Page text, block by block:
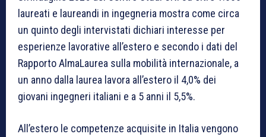
laureati e laureandi in ingegneria mostra come circa
un quinto degli intervistati dichiari interesse per
esperienze lavorative all’estero e secondo i dati del
Rapporto AlmaLaurea sulla mobilità internazionale, a
un anno dalla laurea lavora all’estero il 4,0% dei
giovani ingegneri italiani e a 5 anni il 5,5%.
All’estero le competenze acquisite in Italia vengono